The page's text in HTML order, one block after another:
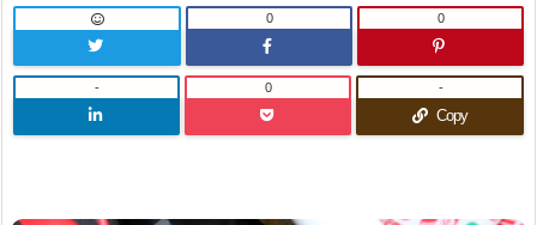
0 0
- 0
Copy
-